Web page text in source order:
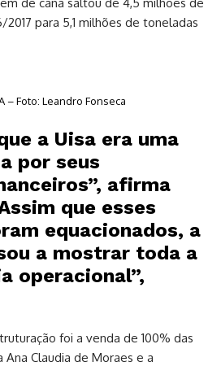
2017 para 5,1 milhões de toneladas
– Foto: Leandro Fonseca
a Uisa era uma
por seus
afirma
que esses
equacionados, a
a mostrar toda a
operacional”,
foi a venda de 100% das
Claudia de Moraes e a